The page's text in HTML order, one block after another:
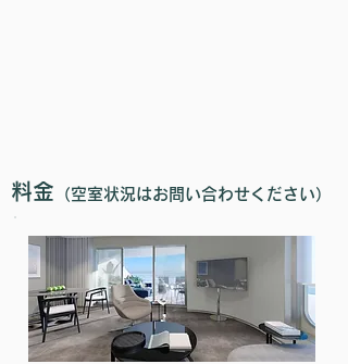
​料金 （空室状況はお問い合わせください）